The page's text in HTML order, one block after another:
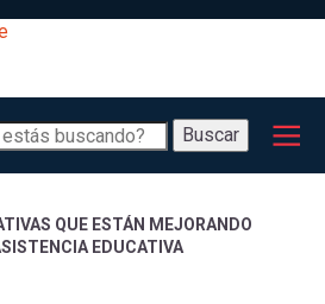
Buscar
QUE ESTÁN MEJORANDO
EDUCATIVA